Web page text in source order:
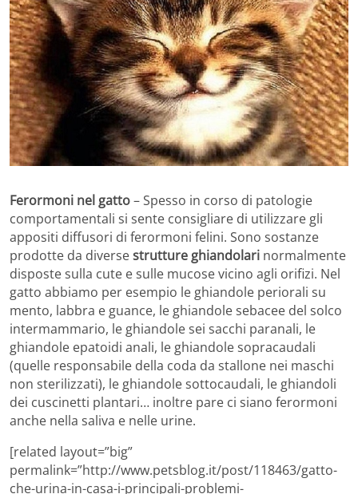
Ferormoni nel gatto– Spesso in corso di patologie
comportamentali si sente consigliare di utilizzare gli
appositi diffusori di ferormoni felini. Sono sostanze
prodotte da diversestrutture ghiandolari normalmente
disposte sulla cute e sulle mucose vicino agli orifizi. Nel
gatto abbiamo per esempio le ghiandole periorali su
mento, labbra e guance, le ghiandole sebacee del solco
intermammario, le ghiandole sei sacchi paranali, le
ghiandole epatoidi anali, le ghiandole sopracaudali
(quelle responsabile della coda da stallone nei maschi
non sterilizzati), le ghiandole sottocaudali, le ghiandoli
dei cuscinetti plantari… inoltre pare ci siano ferormoni
anche nella saliva e nelle urine.
[related layout=”big”
permalink=”http://www.petsblog.it/post/118463/gatto-
che-urina-in-casa-i-principali-problemi-